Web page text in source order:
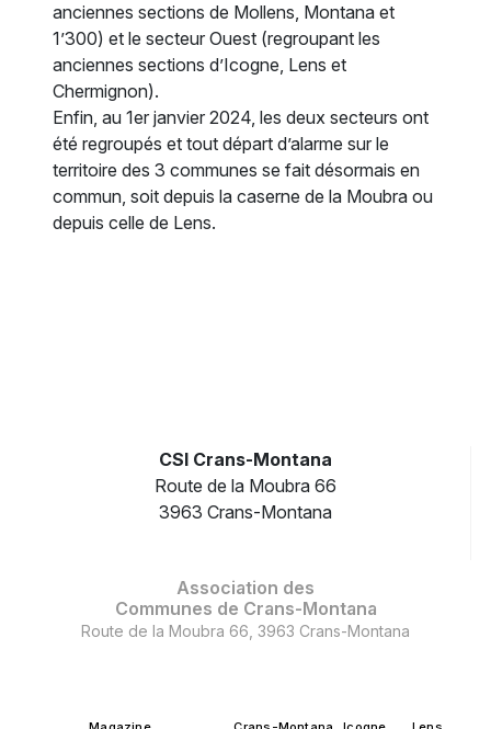
anciennes sections de Mollens, Montana et
1’300) et le secteur Ouest (regroupant les
anciennes sections d’Icogne, Lens et
Chermignon).
Enfin, au 1er janvier 2024, les deux secteurs ont
été regroupés et tout départ d’alarme sur le
territoire des 3 communes se fait désormais en
commun, soit depuis la caserne de la Moubra ou
depuis celle de Lens.
CSI Crans-Montana
Route de la Moubra 66
3963 Crans-Montana
Association des
Communes de Crans-Montana
Route de la Moubra 66, 3963 Crans-Montana